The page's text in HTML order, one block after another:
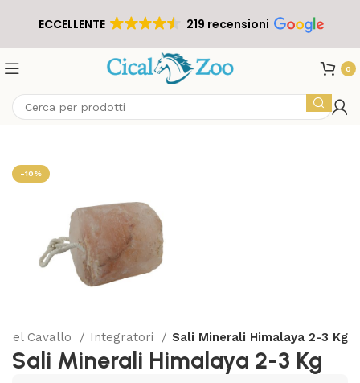
ECCELLENTE 219 recensioni
0
-10%
del Cavallo Integratori Sali Minerali Himalaya 2-3 Kg
Sali Minerali Himalaya 2-3 Kg